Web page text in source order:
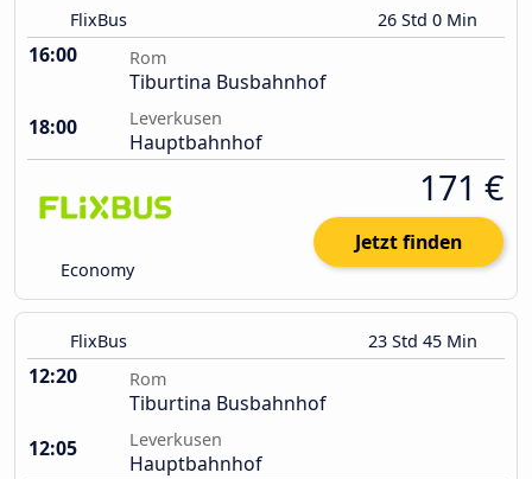
FlixBus 26 Std 0 Min
16:00 Rom
Tiburtina Busbahnhof
18:00
Leverkusen
Hauptbahnhof
Economy
171 €
Jetzt finden
FlixBus 23 Std 45 Min
12:20 Rom
Tiburtina Busbahnhof
12:05
Leverkusen
Hauptbahnhof